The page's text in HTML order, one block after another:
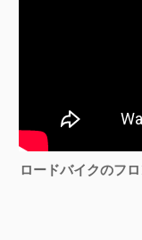
ロードバイクのフ